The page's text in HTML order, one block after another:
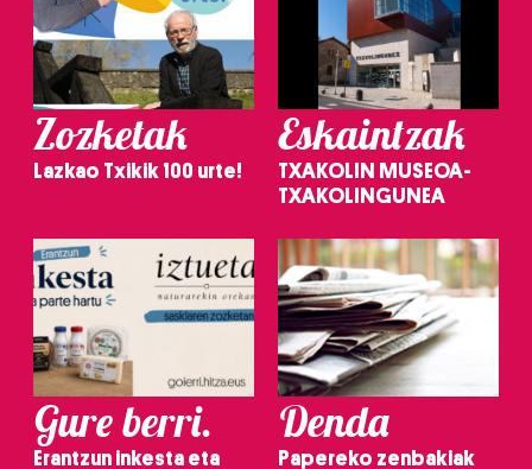
Zozketak
Lazkao Txikik 100 urte!
Eskaintzak
TXAKOLIN MUSEOA-
TXAKOLINGUNEA
Gure berri.
Erantzun inkesta eta
Denda
Papereko zenbakiak